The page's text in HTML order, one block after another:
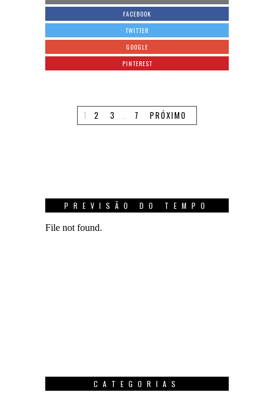
FACEBOOK
TWITTER
GOOGLE
PINTEREST
1 2 3 7 PRÓXIMO
PREVISÃO DO TEMPO
CATEGORIAS